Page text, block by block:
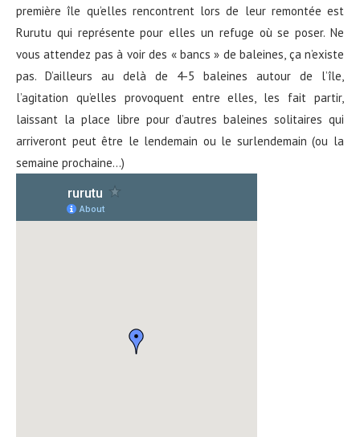
première île qu’elles rencontrent lors de leur remontée est
Rurutu qui représente pour elles un refuge où se poser. Ne
vous attendez pas à voir des « bancs » de baleines, ça n’existe
pas. D’ailleurs au delà de 4-5 baleines autour de l’île,
l’agitation qu’elles provoquent entre elles, les fait partir,
laissant la place libre pour d’autres baleines solitaires qui
arriveront peut être le lendemain ou le surlendemain (ou la
semaine prochaine…)